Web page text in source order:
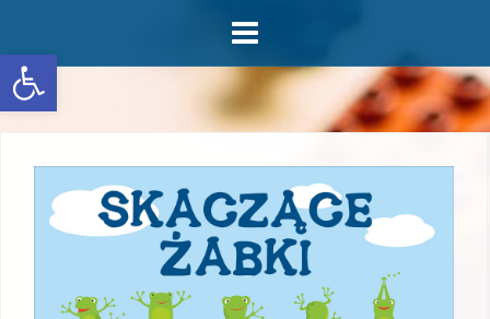
Otwórz pasek narzędzi
content